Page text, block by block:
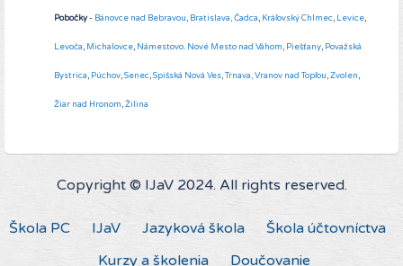
Pobočky- Bánovce nad Bebravou, Bratislava,Čadca, Kráľovský Chlmec, Levice,
Levoča, Michalovce, Námestovo. Nové Mesto nad Váhom, Piešťany, Považská
Bystrica, Púchov,Senec,Spišská Nová Ves,Trnava,Vranov nad Topľou,Zvolen,
Žiar nad Hronom,Žilina
Copyright © IJaV 2024. All rights reserved.
Škola PC IJaV Jazyková škola
Škola účtovníctva
Kurzy a školenia
Doučovanie